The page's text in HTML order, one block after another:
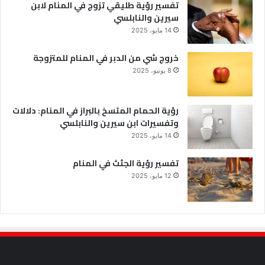
تفسير رؤية طليقي تزوج في المنام لابن
سيرين والنابلسي
14 مايو، 2025
خروج شي من الدبر في المنام للمتزوجة
8 يونيو، 2025
رؤية الحمام المتسخ بالبراز في المنام: دلالات
وتفسيرات ابن سيرين والنابلسي
14 مايو، 2025
تفسير رؤية الجثث في المنام
12 مايو، 2025